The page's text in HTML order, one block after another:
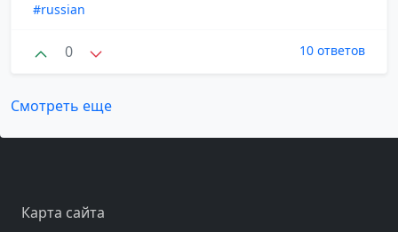
#russian
0 10 ответов
Смотреть еще
Карта сайта